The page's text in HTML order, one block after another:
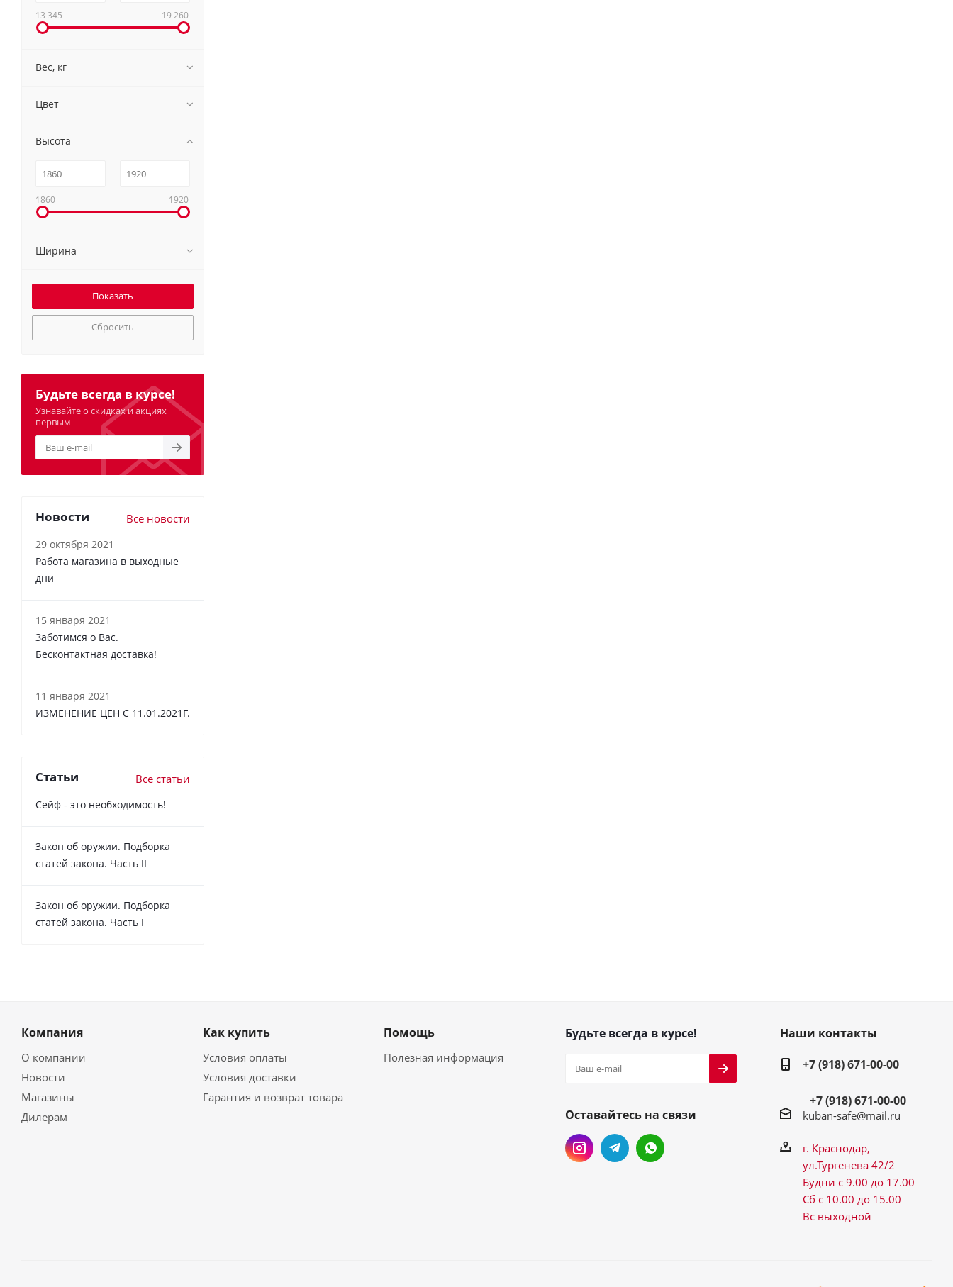
13 345 19 260
Вес, кг
Цвет
Высота
1860 1920
Ширина
Сбросить
Будьте всегда в курсе!
Узнавайте о скидках и акциях
первым
Новости Все новости
29 октября 2021
Работа магазина в выходные
дни
15 января 2021
Заботимся о Вас.
Бесконтактная доставка!
11 января 2021
ИЗМЕНЕНИЕ ЦЕН С 11.01.2021Г.
Статьи Все статьи
Сейф - это необходимость!
Закон об оружии. Подборка
статей закона. Часть II
Закон об оружии. Подборка
статей закона. Часть I
Компания
О компании
Новости
Магазины
Дилерам
Как купить
Условия оплаты
Условия доставки
Гарантия и возврат товара
Помощь
Полезная информация
Будьте всегда в курсе!
Оставайтесь на связи
Наши контакты
+7 (918) 671-00-00
+7 (918) 671-00-00
kuban-safe@mail.ru
г. Краснодар,
ул.Тургенева 42/2
Будни с 9.00 до 17.00
Сб с 10.00 до 15.00
Вс выходной